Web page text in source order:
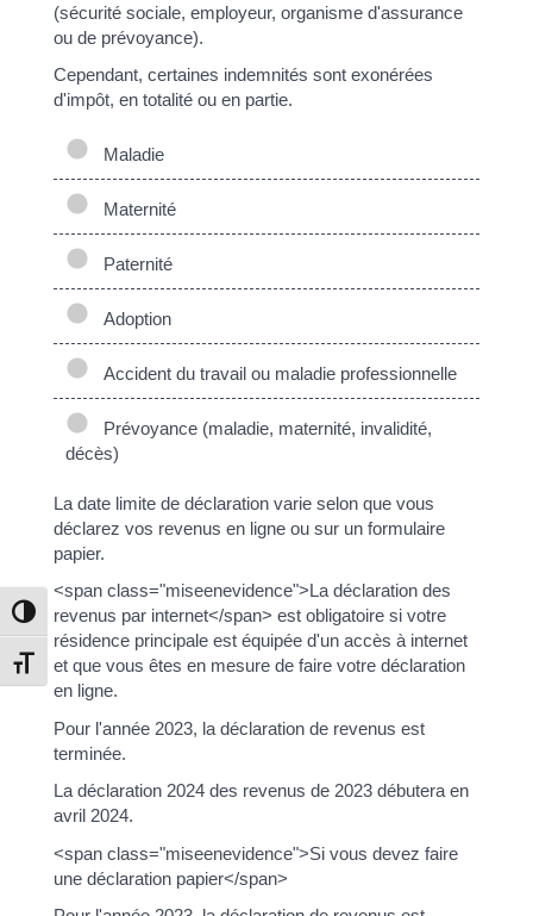
Passer en contraste élevé
Changer la taille de la police
(sécurité sociale, employeur, organisme d'assurance
ou de prévoyance).
Cependant, certaines indemnités sont exonérées
d'impôt, en totalité ou en partie.
Maladie
Maternité
Paternité
Adoption
Accident du travail ou maladie professionnelle
Prévoyance (maladie, maternité, invalidité,
décès)
La date limite de déclaration varie selon que vous
déclarez vos revenus en ligne ou sur un formulaire
papier.
<span class="miseenevidence">La déclaration des
revenus par internet</span> est obligatoire si votre
résidence principale est équipée d'un accès à internet
et que vous êtes en mesure de faire votre déclaration
en ligne.
Pour l'année 2023, la déclaration de revenus est
terminée.
La déclaration 2024 des revenus de 2023 débutera en
avril 2024.
<span class="miseenevidence">Si vous devez faire
une déclaration papier</span>